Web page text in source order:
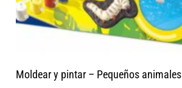
Moldear y pintar – Pequeños animales